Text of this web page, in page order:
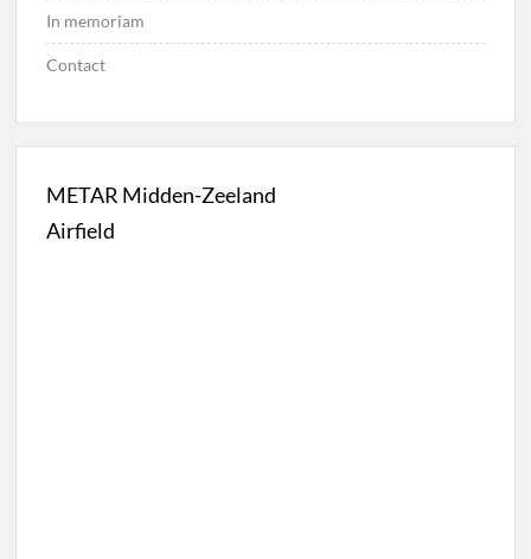
In memoriam
Contact
METAR Midden-Zeeland
Airfield